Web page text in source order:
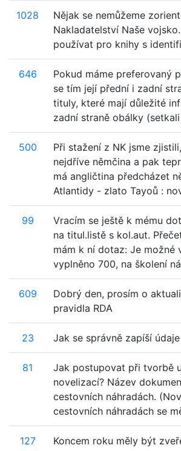
1028
Nějak se nemůžeme
Nakladatelství Naše
používat pro knihy s
646
Pokud máme preferovaný
se tím její přední i zadní
tituly, které mají důležité
zadní straně obálky (setkali
500
Při stažení z NK jsme
nejdříve němčina a pak
má angličtina předcházet
Atlantidy - zlato Tayoů :
99
Vracím se ještě k mému
na titul.listě s kol.aut.
mám k ní dotaz: Je možné
vyplněno 700, na školení
609
Dobrý den, prosím o
pravidla RDA
23 Jak se správně zapíší
81
Jak postupovat při tvorbě
novelizací? Název
cestovních náhradách.
cestovních náhradách se
127
Koncem roku měly být